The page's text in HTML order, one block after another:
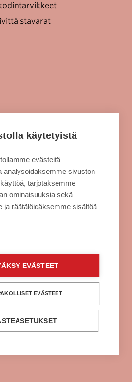
käytetyistä
evästeitä
analysoidaksemme sivuston
tarjotaksemme
ominaisuuksia sekä
ja räätälöidäksemme sisältöä
EVÄSTEET
EVÄSTEET